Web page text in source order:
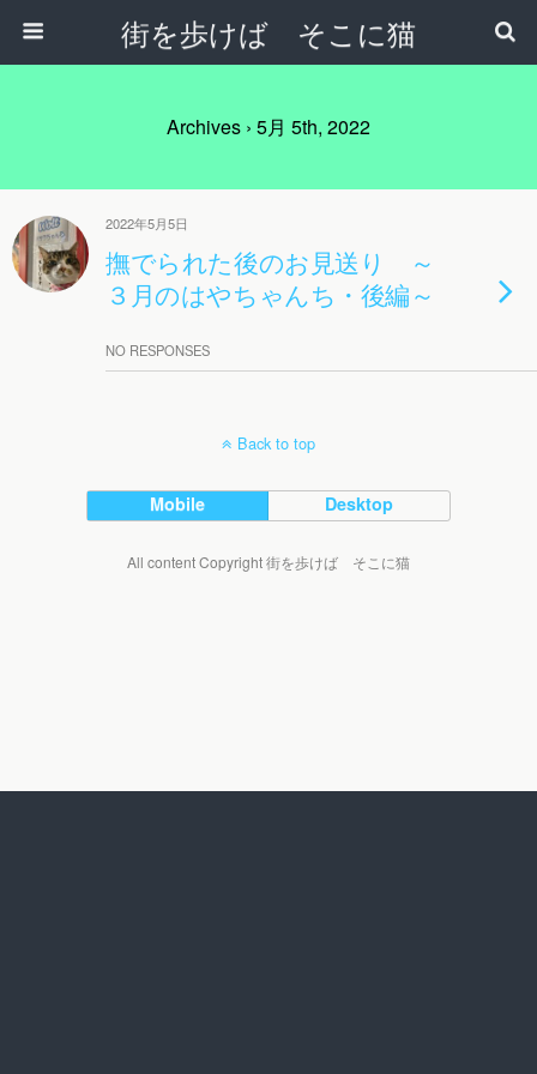
街を歩けば そこに猫
Archives › 5月 5th, 2022
2022年5月5日
撫でられた後のお見送り ～
３月のはやちゃんち・後編～
NO RESPONSES
Back to top
Mobile Desktop
All content Copyright 街を歩けば そこに猫